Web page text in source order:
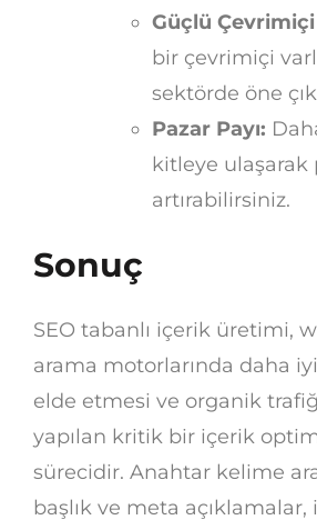
Güçlü Çevrimiçi
bir çevrimiçi
sektörde öne
Pazar Payı:
kitleye ulaşarak
artırabilirsiniz.
Sonuç
SEO tabanlı içerik üretimi,
arama motorlarında daha
elde etmesi ve organik
yapılan kritik bir içerik
sürecidir. Anahtar kelime
başlık ve meta açıklamalar,